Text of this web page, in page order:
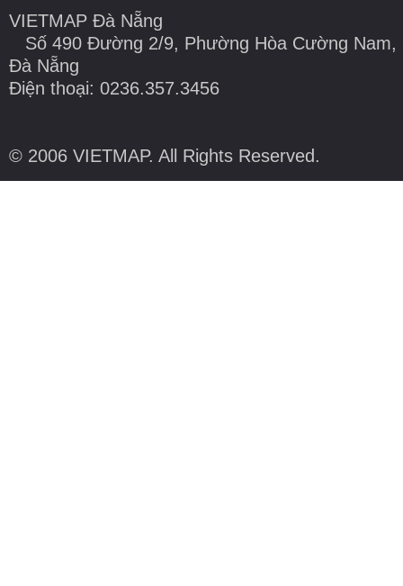
VIETMAP Đà Nẵng
Số 490 Đường 2/9, Phường Hòa Cường Nam,
Đà Nẵng
Điện thoại: 0236.357.3456
© 2006 VIETMAP. All Rights Reserved.